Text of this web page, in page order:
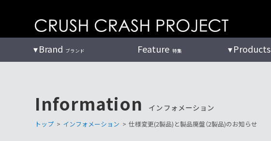
ツ
Brand ブランド Feature 特集 Products
Information インフォメーション
トップ > インフォメーション > 仕様変更(2製品)と製品廃盤（2製品)のお知らせ